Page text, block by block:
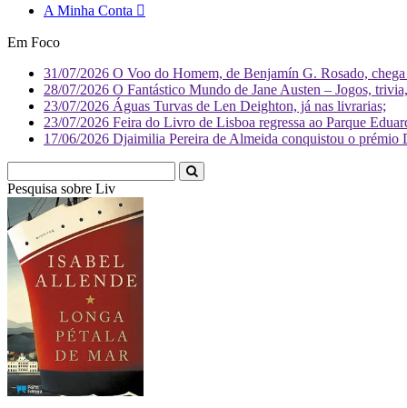
A Minha Conta
Em Foco
31/07/2026 O Voo do Homem, de Benjamín G. Rosado,
28/07/2026 O Fantástico Mundo de Jane Austen – Jogos,
23/07/2026 Águas Turvas de Len Deighton, já nas livrarias;
23/07/2026 Feira do Livro de Lisboa regressa ao Parque
17/06/2026 Djaimilia Pereira de Almeida conquistou o
Pesquisa sobre Literatura